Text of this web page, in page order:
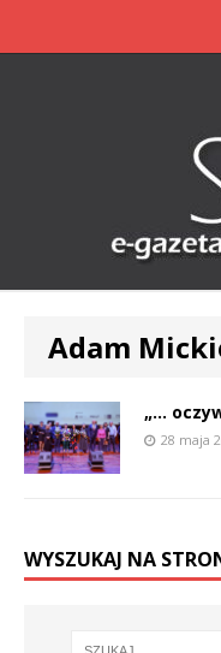
Adam
„…
28 maja
WYSZUKAJ NA